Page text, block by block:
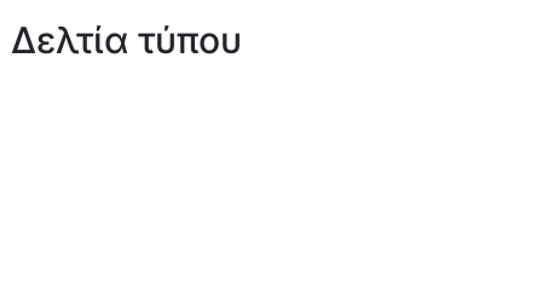
Δελτία τύπου